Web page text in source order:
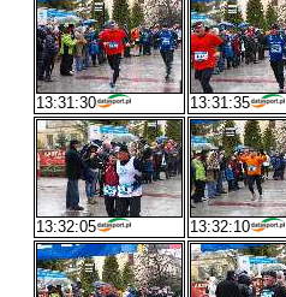
13:31:30 13:31:35
13:32:05 13:32:10